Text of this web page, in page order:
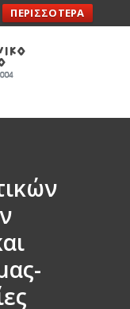
ΠΕΡΙΣΣΟΤΕΡΑ